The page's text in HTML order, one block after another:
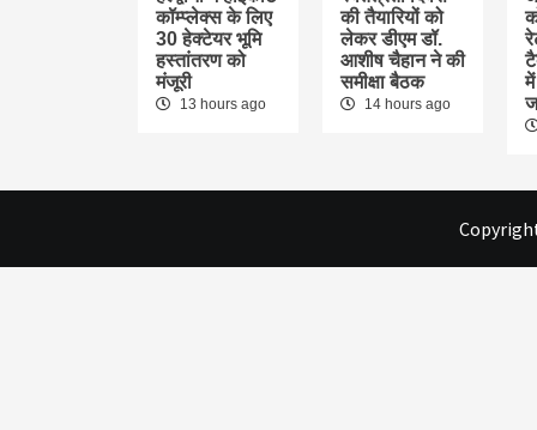
कॉम्प्लेक्स के लिए
30 हेक्टेयर भूमि
हस्तांतरण को
मंजूरी
13 hours ago
की तैयारियों को
लेकर डीएम डॉ.
आशीष चैहान ने की
समीक्षा बैठक
14 hours ago
में